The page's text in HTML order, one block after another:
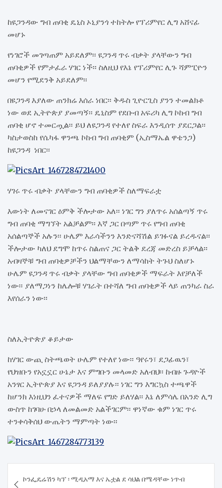
ከዩጋንዳው ግብ ጠባቂ ዴኒስ ኦኒያንጎ ተከትሎ የፕሪምየር ሊግ አሸናፊ
መሆኑ
የነገሮች መገጣጠም አይደለም፡፡ ዩጋንዳ ጥሩ ብቃት ያላቸውን ግብ
ጠባቂዎች የምታፈራ ሃገር ነች፡፡ ስለዚህ የእኔ የፕሪምየር ሊጉ ሻምፒዮን
መሆን የሚደንቅ አይደለም፡፡
በዩጋንዳ እያለው ጠንክሬ እሰራ ነበር፡፡ ቅዱስ ጊዮርጊስ ያንን ተመልክቶ
ነው ወደ ኢትዮጵያ ያመጣኝ፡፡ ዴኒስም የደቡብ አፍሪካ ሊግ ኮከብ ግብ
ጠባቂ ሆኖ ተመርጧል፡፡ ይህ ለዩጋንዳ የተለየ ስፍራ እንዲሰጥ ያደርጋል፡፡
ካስታወስከ የሴካፋ ዋንጫ ኮከብ ግብ ጠባቂም (ኢስማኤል ዋቴንጋ)
ከዩጋንዳ ነበር፡፡
ሃገሩ ጥሩ ብቃት ያላቸውን ግብ ጠባቂዎች ስለማፍራቷ
እውነት ለመናገር ዕምቅ ችሎታው አለ፡፡ ነገር ግን ያለጥሩ አሰልጣኝ ጥሩ
ግብ ጠባቂ ማግኘት አልቻልም፡፡ እኛ ጋር በጣም ጥሩ የግብ ጠባቂ
አሰልጣኞች አሉን፡፡ ሁሌም እራሳችንን እንድናሻሽል ይገፉናል ይረዱናል፡፡
ችሎታው ካለህ ደግሞ ከጥሩ ስልጠና ጋር ትልቅ ደረጃ መድረስ ይቻላል፡፡
አብዛኞቹ ግብ ጠባቂዎቻችን ህልማቸውን ለማሳከት ትጉህ ስለሆኑ
ሁሌም ዩጋንዳ ጥሩ ብቃት ያላቸው ግብ ጠባቂዎች ማፍራት እየቻለች
ነው፡፡ ያለማጋነን ከሌሎቹ ሃገራት በተሻለ ግብ ጠባቂዎች ላይ ጠንካራ ስራ
እየሰራን ነው፡፡
ስለኢትዮጵያ ቆይታው
ከሃገር ውጪ ስትጫወት ሁሌም የተለየ ነው፡፡ ዓየሩን፣ ደጋፊዉን፣
የህዝቡን የአኗኗር ሁኔታ እና ምግቡን መላመድ አለብህ፡፡ ከብዙ ጉዳዮች
አንፃር ኢትዮጵያ እና ዩጋንዳ ይለያያሉ፡፡ ነገር ግን እግርኳስ ተጫዋች
ከሆንክ እነዚህን ፈተናዎች ማለፍ የግድ ይለሃል፡፡ እኔ ለምሳሌ በአንድ ሊግ
ውስጥ ከገባሁ በኃላ ለመልመድ አልችገርም፡፡ ዋነኛው ቁም ነገር ጥሩ
ተንቀሳቅሰህ ውጤትን ማምጣት ነው፡፡
ኮንፌዴሬሽን ካፕ ፡ ሚዲአማ እና ኤቷል ደ ሳህል በሜዳቸው ነጥብ